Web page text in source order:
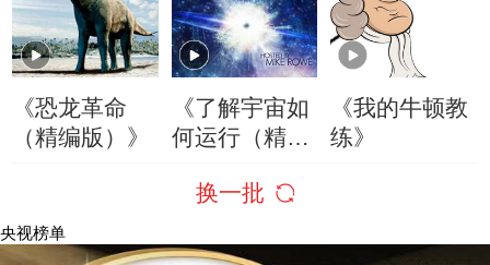
《恐龙革命
（精编版）》
《了解宇宙如
何运行（精编
《我的牛顿教
练》
换一批
央视榜单